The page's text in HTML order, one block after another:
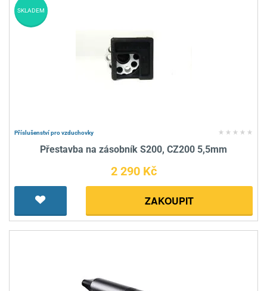
Příslušenství pro vzduchovky
Přestavba na zásobník S200, CZ200 5,5mm
2 290 Kč
ZAKOUPIT
SKLADEM